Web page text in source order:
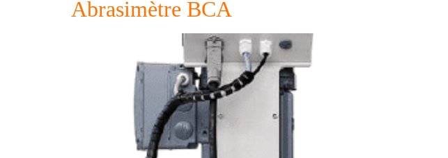
Abrasimètre BCA